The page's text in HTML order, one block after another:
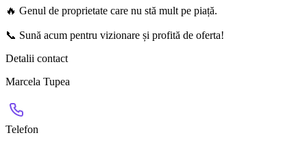
🔥 Genul de proprietate care nu stă mult pe piață.
📞 Sună acum pentru vizionare și profită de oferta!
Detalii contact
Marcela Tupea
Telefon